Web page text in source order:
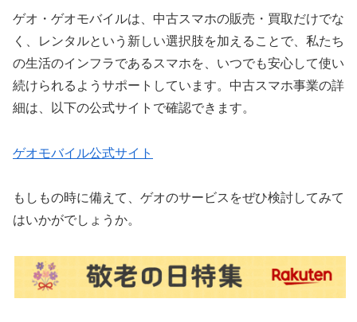
ゲオ・ゲオモバイルは、中古スマホの販売・買取だけでな
く、レンタルという新しい選択肢を加えることで、私たち
の生活のインフラであるスマホを、いつでも安心して使い
続けられるようサポートしています。中古スマホ事業の詳
細は、以下の公式サイトで確認できます。
ゲオモバイル公式サイト
もしもの時に備えて、ゲオのサービスをぜひ検討してみて
はいかがでしょうか。